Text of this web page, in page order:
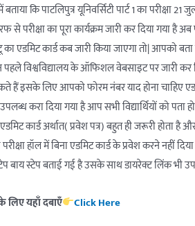
कि पाटलिपुत्र यूनिवर्सिटी पार्ट 1 का परीक्षा 21
परीक्षा का पूरा कार्यक्रम जारी कर दिया गया है अब
का एडमिट कार्ड कब जारी किया जाएगा तो| आपको बता दें
पहले विश्वविद्यालय के ऑफिशल वेबसाइट पर जारी कर
हैं इसके लिए आपको फोरम नंबर याद होना चाहिए
करा दिया गया है आप सभी विद्यार्थियों को पता
कार्ड अर्थात( प्रवेश पत्र) बहुत ही जरूरी होता है
हॉल में बिना एडमिट कार्ड के प्रवेश करने नहीं
बाय स्टेप बताई गई है उसके साथ डायरेक्ट लिंक भी
लिए यहाँ दबाएँ Click Here